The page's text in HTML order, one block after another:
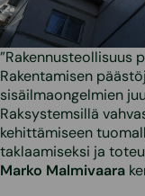
”Rakennusteollisuus
Rakentamisen
sisäilmaongelmien
Raksystemsillä
kehittämiseen
taklaamiseksi ja
Marko Malmivaara